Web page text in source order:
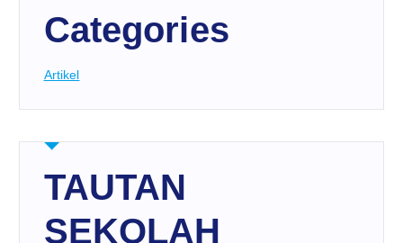
Categories
Artikel
TAUTAN
SEKOLAH